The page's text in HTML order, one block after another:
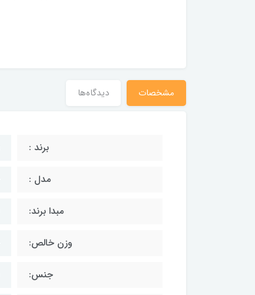
مشخصات دیدگاه‌ها
برند :
مدل :
مبدا برند:
وزن خالص:
جنس: